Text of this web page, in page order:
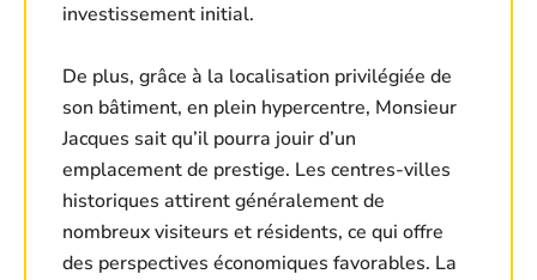
investissement initial.
De plus, grâce à la localisation privilégiée de
son bâtiment, en plein hypercentre, Monsieur
Jacques sait qu’il pourra jouir d’un
emplacement de prestige. Les centres-villes
historiques attirent généralement de
nombreux visiteurs et résidents, ce qui offre
des perspectives économiques favorables. La